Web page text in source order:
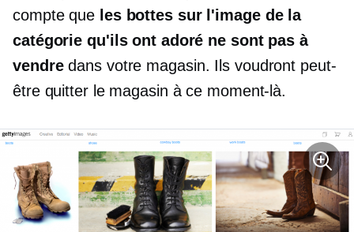
compte que les bottes sur l'image de la
catégorie qu'ils ont adoré ne sont pas à
vendredans votre magasin. Ils voudront peut-
être quitter le magasin à ce moment-là.